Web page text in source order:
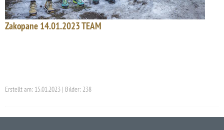
Zakopane 14.01.2023 TEAM
Erstellt am: 15.01.2023 | Bilder: 238